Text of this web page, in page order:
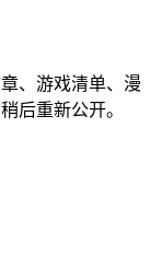
、游戏清单、漫
后重新公开。